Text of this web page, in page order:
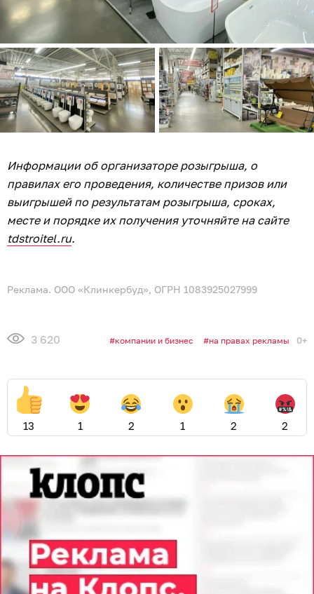
Информации об организаторе розыгрыша, о
правилах его проведения, количестве призов или
выигрышей по результатам розыгрыша, сроках,
месте и порядке их получения уточняйте на сайте
tdstroitel.ru.
Реклама. ООО «Клинкербуд», ОГРН 1083925027999
3 620 компании и бизнес на правах рекламы 0+
13 1 2 1 2 2